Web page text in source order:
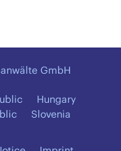
GmbH
Hungary
Slovenia